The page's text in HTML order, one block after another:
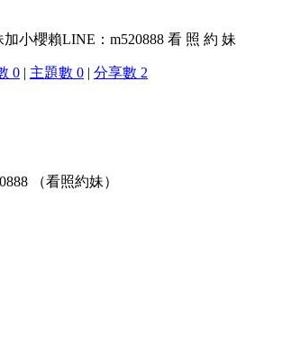
小櫻賴LINE：m520888 看 照 約 妹
0 | 主題數 0 | 分享數 2
（看照約妹）